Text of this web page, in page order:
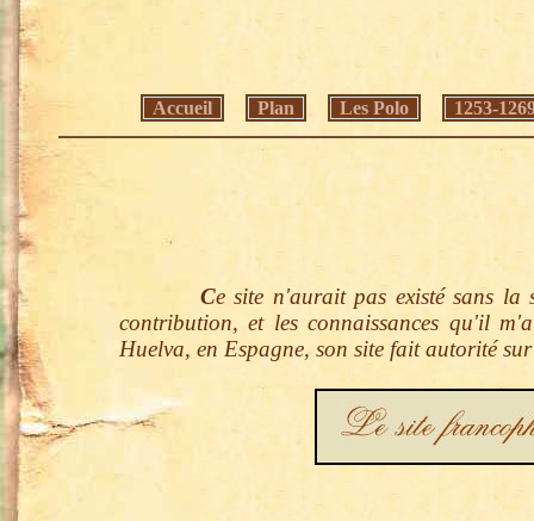
Accueil Plan Les Polo 1253-
Ce site n'aurait pas existé sans la
contribution, et les connaissances qu'il
Huelva, en Espagne, son site fait autorité